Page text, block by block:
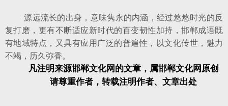
源远流长的出身，意味隽永的内涵，经过悠悠时光的反
复打磨，更有不断适应新时代的百变韧性加持，邯郸成语既
有地域特点，又具有应用广泛的普遍性，以文化传世，魅力
不竭，历久弥香。
凡注明来源邯郸文化网的文章，属邯郸文化网原创
请尊重作者，转载注明作者、文章出处